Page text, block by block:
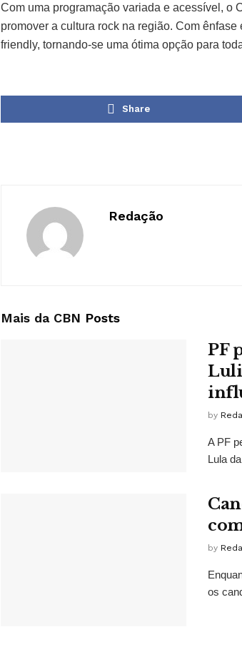
Com uma programação variada e acessível, o
promover a cultura rock na região. Com
friendly, tornando-se uma ótima opção para
Share
Redação
Mais da CBN Posts
PF
by
A PF
Lula
by
os